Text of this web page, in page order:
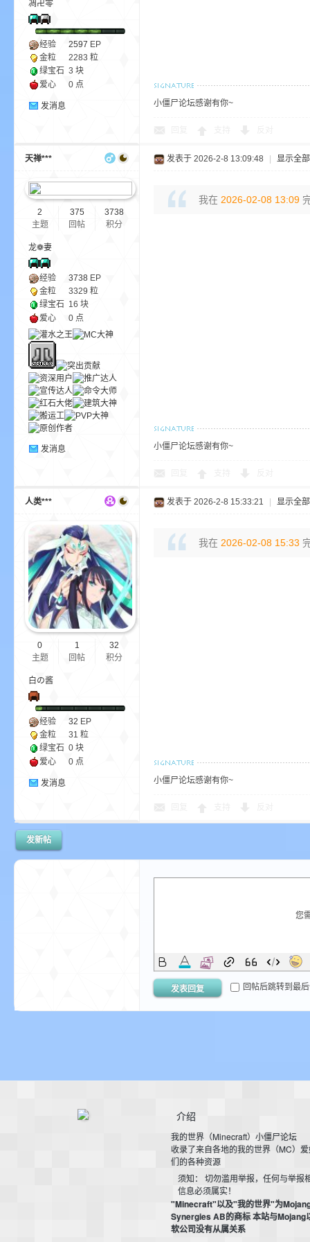
凋卍零
经验 2597 EP
金粒
2283 粒
绿宝石 3 块
爱心
0 点
发消息 小僵尸论坛感谢有你~
天禅***
2
主题
375
回帖
3738
积分
龙❁妻
经验 3738 EP
金粒
3329 粒
绿宝石 16 块
爱心
0 点
发消息
发表于 2026-2-8 13:09:48 显示全
我在 2026-02-08 13:09
小僵尸论坛感谢有你~
人类***
0
主题
1
回帖
32
积分
白の酱
经验 32 EP
金粒
31 粒
绿宝石 0 块
爱心
0 点
发消息
发表于 2026-2-8 15:33:21 显示全
我在 2026-02-08 15:33
小僵尸论坛感谢有你~
发新帖
您
发表回复 回帖后跳转到最
介绍
我的世界（Minecraft）小僵尸论坛
收录了来自各地的我的世界（MC）
们的各种资源
须知： 切勿滥用举报，任何与举报
信息必须属实！
"Minecraft"以及"我的世界"为
Synergies AB的商标 本站与Mojang
软公司没有从属关系